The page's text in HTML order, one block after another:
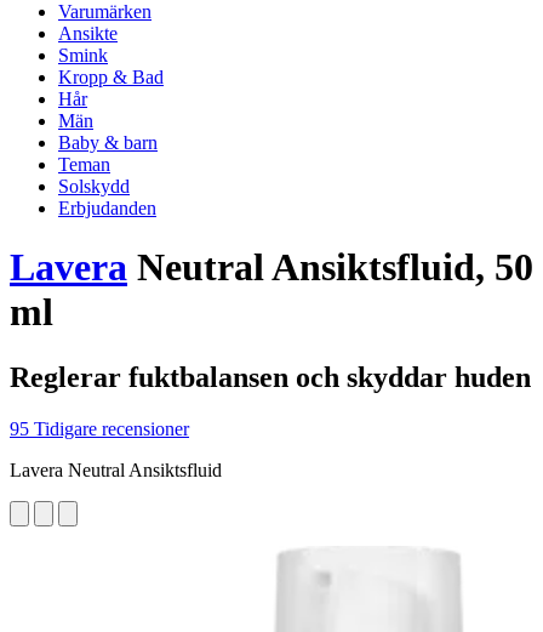
Varumärken
Ansikte
Smink
Kropp & Bad
Hår
Män
Baby & barn
Teman
Solskydd
Erbjudanden
Lavera Neutral Ansiktsfluid, 50
ml
Reglerar fuktbalansen och skyddar huden
95 Tidigare recensioner
Lavera Neutral Ansiktsfluid